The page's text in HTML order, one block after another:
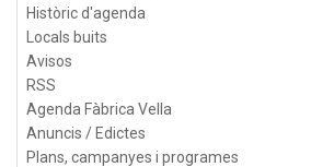
Històric d'agenda
Locals buits
Avisos
RSS
Agenda Fàbrica Vella
Anuncis / Edictes
Plans, campanyes i programes